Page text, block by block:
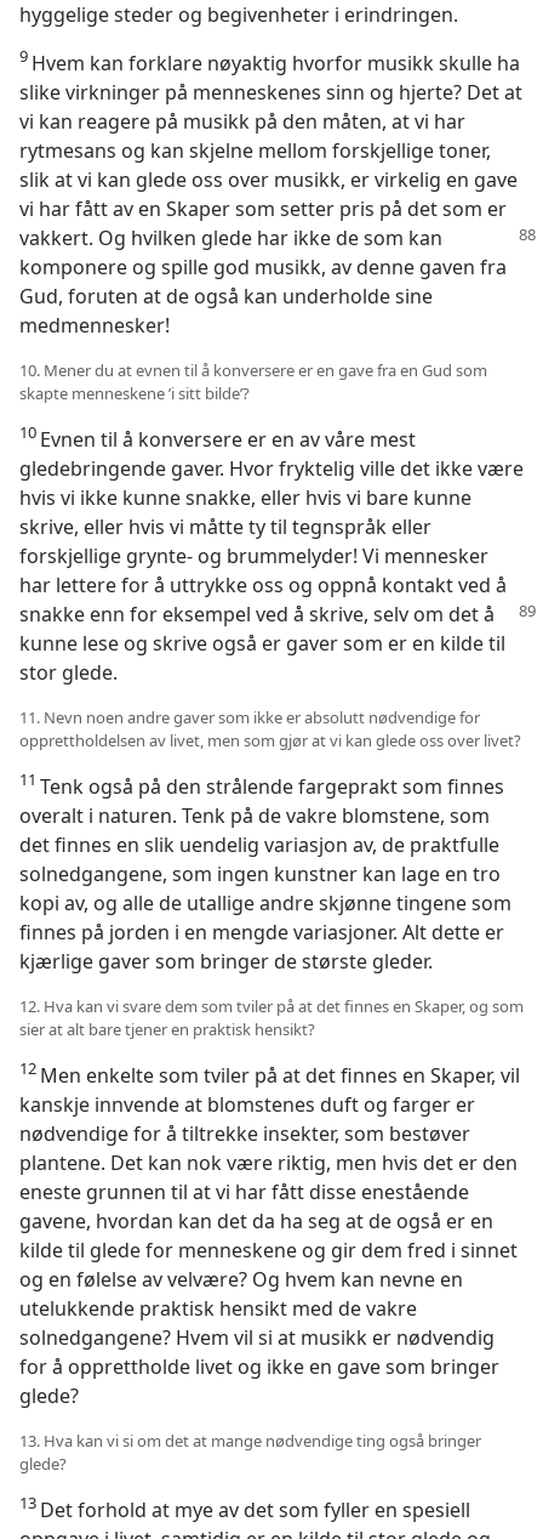
hyggelige steder og begivenheter i erindringen.
9 Hvem kan forklare nøyaktig hvorfor musikk skulle ha
slike virkninger på menneskenes sinn og hjerte? Det at
vi kan reagere på musikk på den måten, at vi har
rytmesans og kan skjelne mellom forskjellige toner,
slik at vi kan glede oss over musikk, er virkelig en gave
vi har fått av en Skaper som setter pris på det som er
vakkert. Og hvilken glede har ikke de som kan
komponere og spille god musikk, av denne gaven fra
Gud, foruten at de også kan underholde sine
medmennesker!
10. Mener du at evnen til å konversere er en gave fra en Gud som
skapte menneskene ’i sitt bilde’?
10 Evnen til å konversere er en av våre mest
gledebringende gaver. Hvor fryktelig ville det ikke være
hvis vi ikke kunne snakke, eller hvis vi bare kunne
skrive, eller hvis vi måtte ty til tegnspråk eller
forskjellige grynte- og brummelyder! Vi mennesker
har lettere for å uttrykke oss og oppnå kontakt ved å
snakke enn for eksempel ved å skrive, selv om det å
kunne lese og skrive også er gaver som er en kilde til
stor glede.
11. Nevn noen andre gaver som ikke er absolutt nødvendige for
opprettholdelsen av livet, men som gjør at vi kan glede oss over livet?
11 Tenk også på den strålende fargeprakt som finnes
overalt i naturen. Tenk på de vakre blomstene, som
det finnes en slik uendelig variasjon av, de praktfulle
solnedgangene, som ingen kunstner kan lage en tro
kopi av, og alle de utallige andre skjønne tingene som
finnes på jorden i en mengde variasjoner. Alt dette er
kjærlige gaver som bringer de største gleder.
12. Hva kan vi svare dem som tviler på at det finnes en Skaper, og som
sier at alt bare tjener en praktisk hensikt?
12 Men enkelte som tviler på at det finnes en Skaper, vil
kanskje innvende at blomstenes duft og farger er
nødvendige for å tiltrekke insekter, som bestøver
plantene. Det kan nok være riktig, men hvis det er den
eneste grunnen til at vi har fått disse enestående
gavene, hvordan kan det da ha seg at de også er en
kilde til glede for menneskene og gir dem fred i sinnet
og en følelse av velvære? Og hvem kan nevne en
utelukkende praktisk hensikt med de vakre
solnedgangene? Hvem vil si at musikk er nødvendig
for å opprettholde livet og ikke en gave som bringer
glede?
13. Hva kan vi si om det at mange nødvendige ting også bringer
glede?
13 Det forhold at mye av det som fyller en spesiell